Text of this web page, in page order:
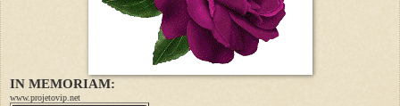
IN MEMORIAM:
www.projetovip.net